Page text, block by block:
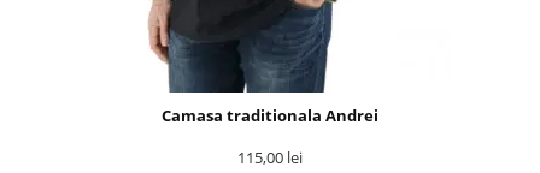
Camasa traditionala Andrei
115,00 lei